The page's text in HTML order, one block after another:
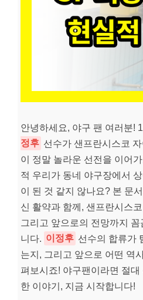
안녕하세요, 야구 팬 여러분!
정후 선수가 샌프란시스코
이 정말 놀라운 선전을 이어
적 우리가 동네 야구장에서
이 된 것 같지 않나요? 본 문
신 활약과 함께, 샌프란시스
그리고 앞으로의 전망까지
니다. 이정후 선수의 합류가
는지, 그리고 앞으로 어떤 역
펴보시죠! 야구팬이라면 절대
한 이야기, 지금 시작합니다!